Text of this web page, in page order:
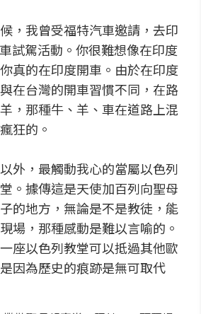
，我曾受福特汽車邀請，去印
試駕活動。你很難想像在印度
真的在印度開車。由於在印度
在台灣的開車習慣不同，在路
，那種牛、羊、車在道路上混
狂的。
外，最觸動我心的當屬以色列
。據傳這是天使加百列向聖母
的地方，無論是不是教徒，能
場，那種感動是難以言喻的。
座以色列教堂可以抵過其他歐
因為歷史的痕跡是無可取代